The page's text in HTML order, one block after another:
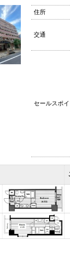
住所
交通
セールスポ